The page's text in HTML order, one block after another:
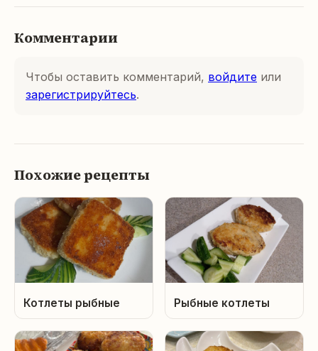
Комментарии
Чтобы оставить комментарий, войдите или
зарегистрируйтесь.
Похожие рецепты
Котлеты рыбные Рыбные котлеты